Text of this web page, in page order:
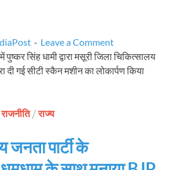
- Leave a Comment
सिंह धामी द्वारा मसूरी जिला चिकित्सालय
दी गई सीटी स्कैन मशीन का लोकार्पण किया
राजनीति/राज्य
जनता पार्टी के